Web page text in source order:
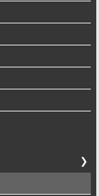
❯